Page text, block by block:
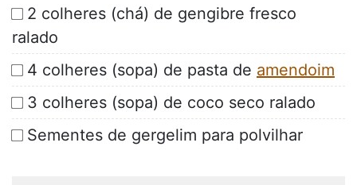
2 colheres (chá) de gengibre fresco
ralado
4 colheres (sopa) de pasta de amendoim
3 colheres (sopa) de coco seco ralado
Sementes de gergelim para polvilhar